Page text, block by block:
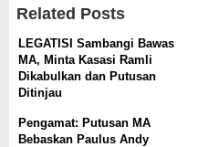
Related Posts
LEGATISI Sambangi Bawas
MA, Minta Kasasi Ramli
Dikabulkan dan Putusan
Ditinjau
Pengamat: Putusan MA
Bebaskan Paulus Andy